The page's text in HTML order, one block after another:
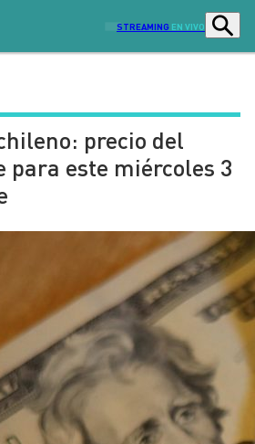
STREAMING EN VIVO
Programas
Actualidad
Sostenibilidad
Deportes
Opinión
Señal 2
precio del
para este miércoles 3